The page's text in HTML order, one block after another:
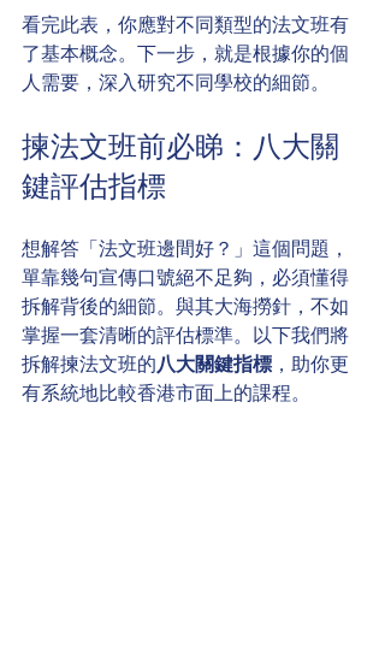
看完此表，你應對不同類型的法文班有
了基本概念。下一步，就是根據你的個
人需要，深入研究不同學校的細節。
揀法文班前必睇：八大關
鍵評估指標
想解答「法文班邊間好？」這個問題，
單靠幾句宣傳口號絕不足夠，必須懂得
拆解背後的細節。與其大海撈針，不如
掌握一套清晰的評估標準。以下我們將
拆解揀法文班的八大關鍵指標 ，助你更
有系統地比較香港市面上的課程。